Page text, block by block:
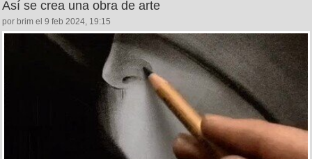
Así se crea una obra de arte
por brim el 9 feb 2024, 19:15